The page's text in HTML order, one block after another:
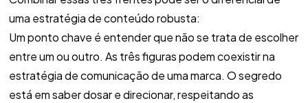
uma estratégia de conteúdo robusta:
Um ponto chave é entender que não se trata de escolher
entre um ou outro. As três figuras podem coexistir na
estratégia de comunicação de uma marca. O segredo
está em saber dosar e direcionar, respeitando as